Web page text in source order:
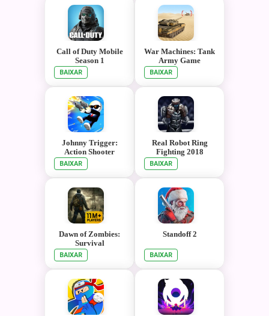
Call of Duty Mobile
Season 1
BAIXAR
War Machines: Tank
Army Game
BAIXAR
Johnny Trigger:
Action Shooter
BAIXAR
Real Robot Ring
Fighting 2018
BAIXAR
Dawn of Zombies:
Survival
BAIXAR
Standoff 2
BAIXAR